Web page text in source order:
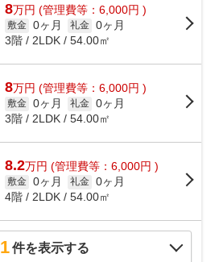
8万円 (管理費等：6,000円 )
敷金 0ヶ月 礼金 0ヶ月
3階 / 2LDK / 54.00㎡
8万円 (管理費等：6,000円 )
敷金 0ヶ月 礼金 0ヶ月
3階 / 2LDK / 54.00㎡
8.2万円 (管理費等：6,000円 )
敷金 0ヶ月 礼金 0ヶ月
4階 / 2LDK / 54.00㎡
1件を表示する